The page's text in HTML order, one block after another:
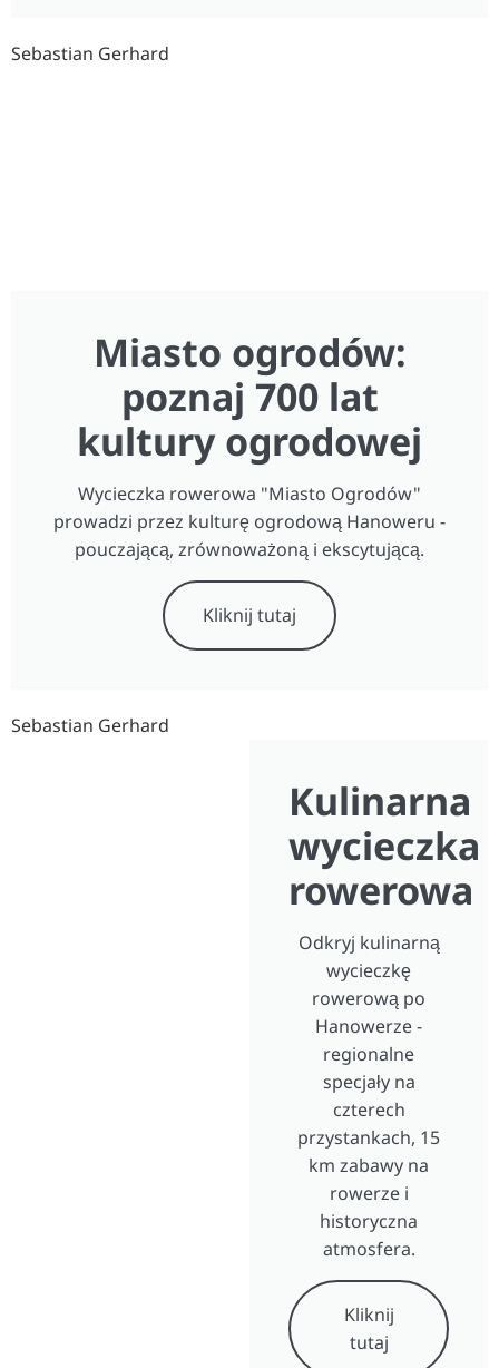
Sebastian Gerhard
Miasto ogrodów:
poznaj 700 lat
kultury ogrodowej
Wycieczka rowerowa "Miasto Ogrodów"
prowadzi przez kulturę ogrodową Hanoweru -
pouczającą, zrównoważoną i ekscytującą.
Kliknij tutaj
Sebastian Gerhard
Kulinarna
wycieczka
rowerowa
Odkryj kulinarną
wycieczkę
rowerową po
Hanowerze -
regionalne
specjały na
czterech
przystankach, 15
km zabawy na
rowerze i
historyczna
atmosfera.
Kliknij
tutaj